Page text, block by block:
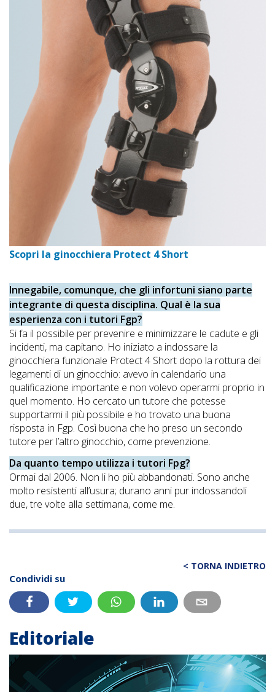
Scopri la ginocchiera Protect 4 Short
Innegabile, comunque, che gli infortuni siano parte
integrante di questa disciplina. Qual è la sua
esperienza con i tutori Fgp?
Si fa il possibile per prevenire e minimizzare le cadute e gli
incidenti, ma capitano. Ho iniziato a indossare la
ginocchiera funzionale Protect 4 Short dopo la rottura dei
legamenti di un ginocchio: avevo in calendario una
qualificazione importante e non volevo operarmi proprio in
quel momento. Ho cercato un tutore che potesse
supportarmi il più possibile e ho trovato una buona
risposta in Fgp. Così buona che ho preso un secondo
tutore per l’altro ginocchio, come prevenzione.
Da quanto tempo utilizza i tutori Fpg?
Ormai dal 2006. Non li ho più abbandonati. Sono anche
molto resistenti all’usura; durano anni pur indossandoli
due, tre volte alla settimana, come me.
< TORNA INDIETRO
Condividi su
Editoriale